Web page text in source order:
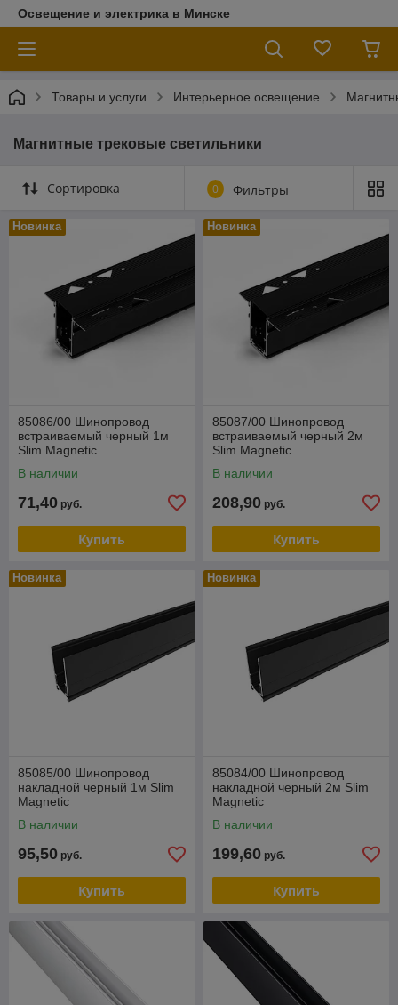
Освещение и электрика в Минске
Товары и услуги Интерьерное освещение
Магнитные трековые светильники
Сортировка 0 Фильтры
Новинка
85086/00 Шинопровод
встраиваемый черный 1м
Slim Magnetic
В наличии
71,40 руб.
Купить
Новинка
85087/00 Шинопровод
встраиваемый черный 2м
Slim Magnetic
В наличии
208,90 руб.
Купить
Новинка
85085/00 Шинопровод
накладной черный 1м Slim
Magnetic
В наличии
95,50 руб.
Купить
Новинка
85084/00 Шинопровод
накладной черный 2м Slim
Magnetic
В наличии
199,60 руб.
Купить